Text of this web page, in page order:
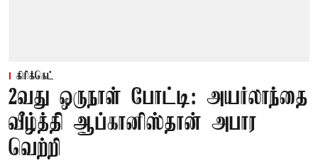
கிரிக்கெட்
2வது ஒருநாள் போட்டி: அயர்லாந்தை
வீழ்த்தி ஆப்கானிஸ்தான் அபார
வெற்றி